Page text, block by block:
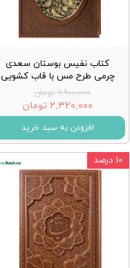
کتاب نفیس بوستان سعدی
چرمی طرح مس با قاب کشویی
۲,۹۰۰,۰۰۰ تومان
۲,۳۲۰,۰۰۰ تومان
افزودن به سبد خرید
۱۰ درصد